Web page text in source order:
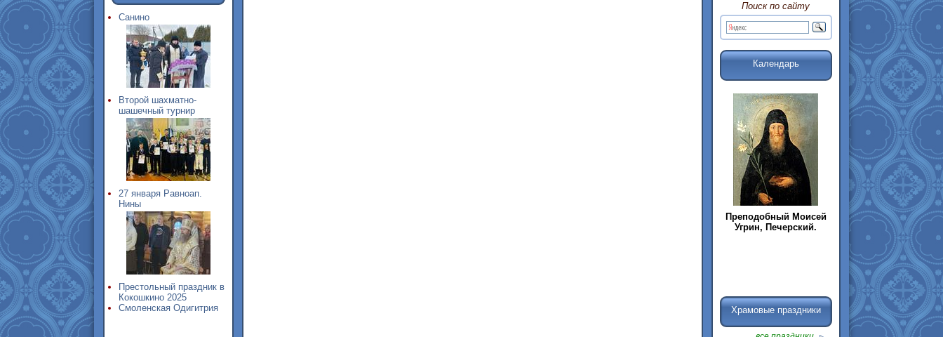
Санино
Второй шахматно-
шашечный турнир
27 января Равноап.
Нины
Престольный праздник в
Кокошкино 2025
Смоленская Одигитрия
Поиск по сайту
Календарь
Преподобный Моисей
Угрин, Печерский.
Храмовые праздники